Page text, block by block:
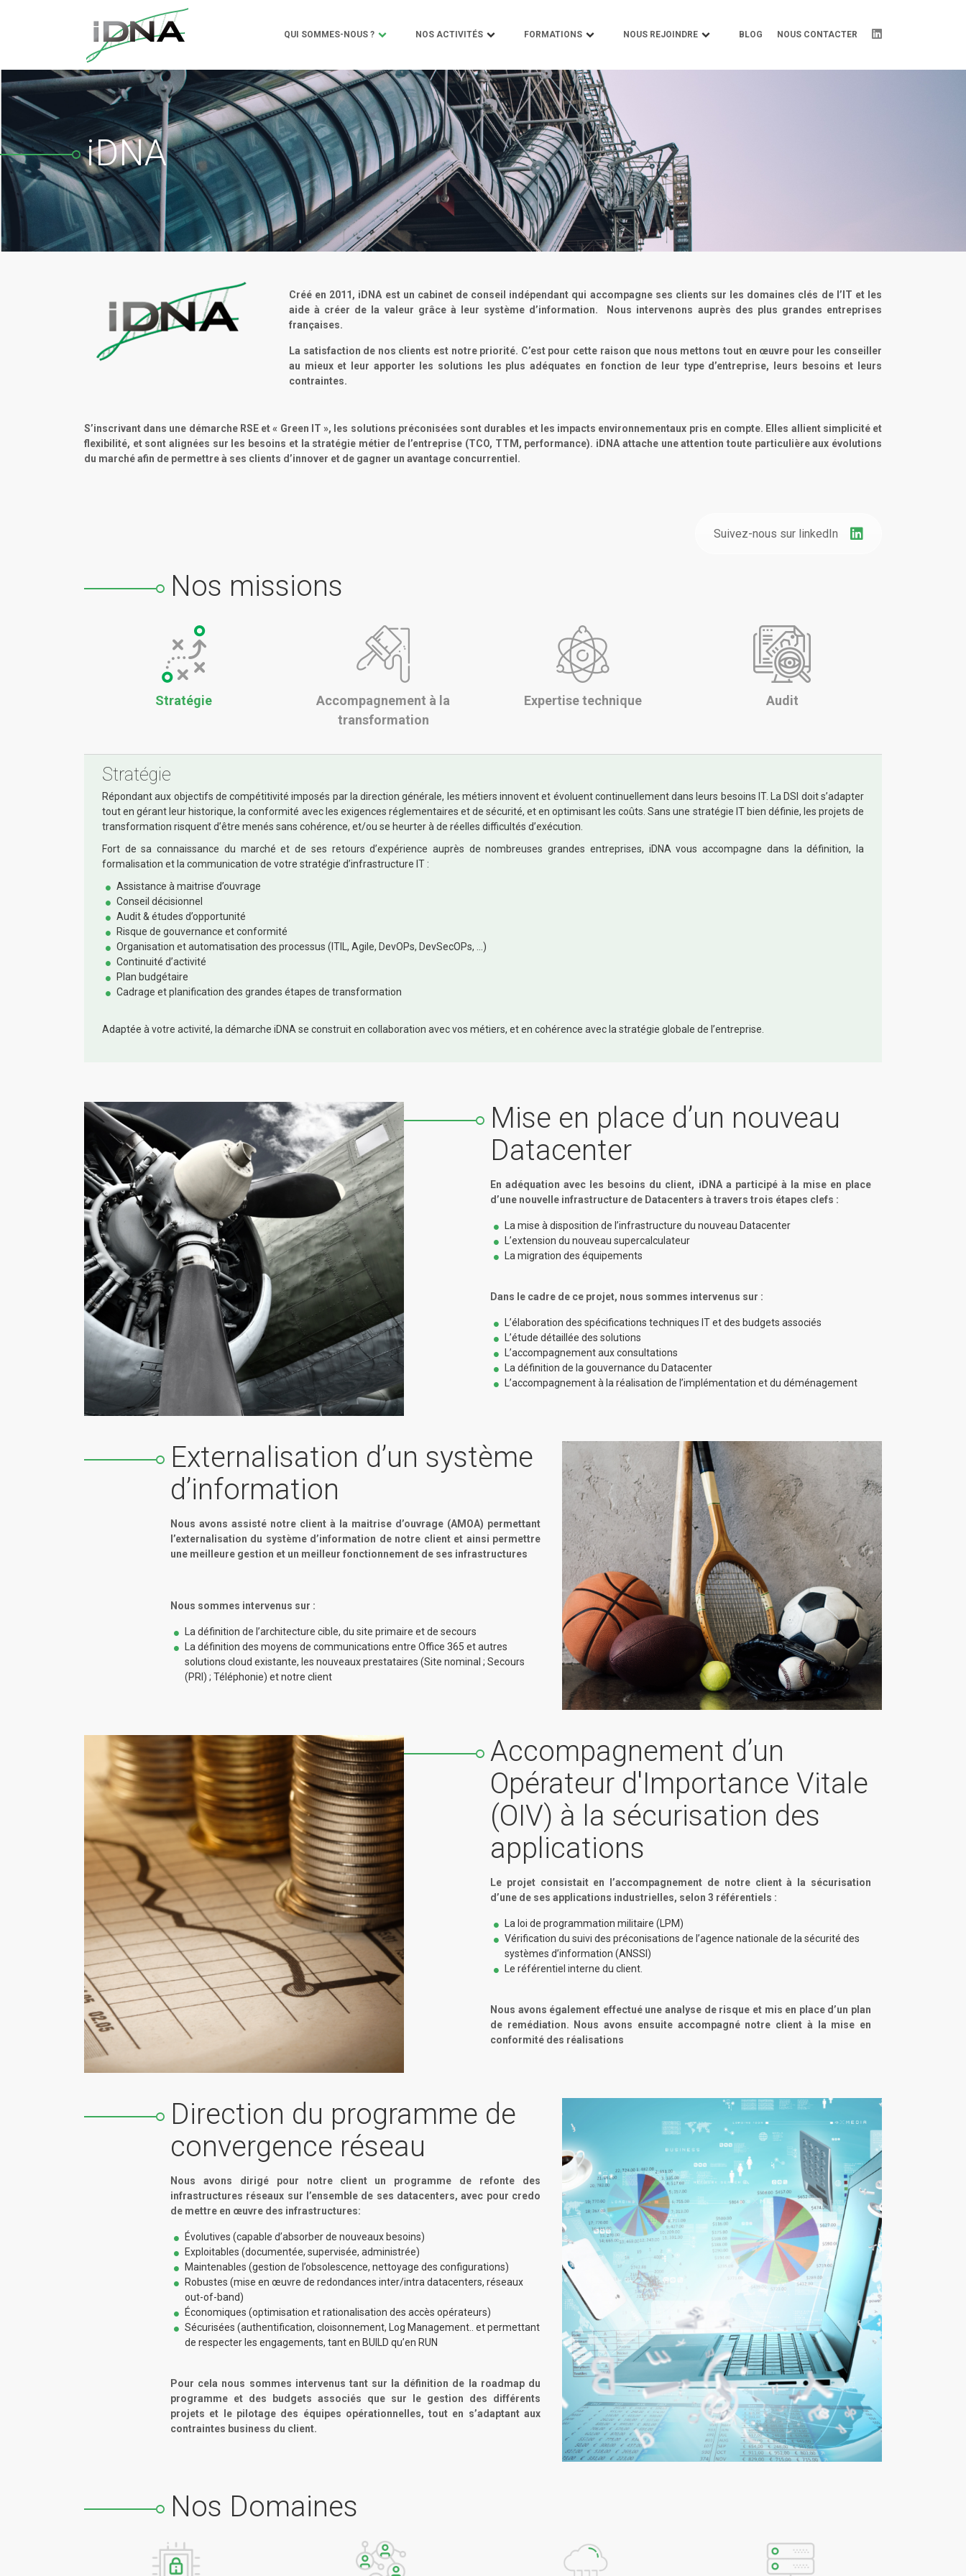
QUI SOMMES-NOUS ? NOS ACTIVITÉS FORMATIONS NOUS REJOINDRE BLOG NOUS CONTACTER
iDNA
Créé en 2011, iDNA est un cabinet de conseil indépendant qui accompagne ses clients sur les domaines clés de l’IT et les
aide à créer de la valeur grâce à leur système d’information. Nous intervenons auprès des plus grandes entreprises
françaises.
La satisfaction de nos clients est notre priorité. C’est pour cette raison que nous mettons tout en œuvre pour les conseiller
au mieux et leur apporter les solutions les plus adéquates en fonction de leur type d’entreprise, leurs besoins et leurs
contraintes.
S’inscrivant dans une démarche RSE et « Green IT », les solutions préconisées sont durables et les impacts environnementaux pris en compte. Elles allient simplicité et
flexibilité, et sont alignées sur les besoins et la stratégie métier de l’entreprise (TCO, TTM, performance). iDNA attache une attention toute particulière aux évolutions
du marché afin de permettre à ses clients d’innover et de gagner un avantage concurrentiel.
Suivez-nous sur linkedIn
Nos missions
Stratégie
Accompagnement à la
transformation
Expertise technique Audit
Stratégie
Répondant aux objectifs de compétitivité imposés par la direction générale, les métiers innovent et évoluent continuellement dans leurs besoins IT. La DSI doit s’adapter
tout en gérant leur historique, la conformité avec les exigences réglementaires et de sécurité, et en optimisant les coûts. Sans une stratégie IT bien définie, les projets de
transformation risquent d’être menés sans cohérence, et/ou se heurter à de réelles difficultés d’exécution.
Fort de sa connaissance du marché et de ses retours d’expérience auprès de nombreuses grandes entreprises, iDNA vous accompagne dans la définition, la
formalisation et la communication de votre stratégie d’infrastructure IT :
Assistance à maitrise d’ouvrage
Conseil décisionnel
Audit & études d’opportunité
Risque de gouvernance et conformité
Organisation et automatisation des processus (ITIL, Agile, DevOPs, DevSecOPs, …)
Continuité d’activité
Plan budgétaire
Cadrage et planification des grandes étapes de transformation
Adaptée à votre activité, la démarche iDNA se construit en collaboration avec vos métiers, et en cohérence avec la stratégie globale de l’entreprise.
Mise en place d’un nouveau
Datacenter
En adéquation avec les besoins du client, iDNA a participé à la mise en place
d’une nouvelle infrastructure de Datacenters à travers trois étapes clefs :
La mise à disposition de l’infrastructure du nouveau Datacenter
L’extension du nouveau supercalculateur
La migration des équipements
Dans le cadre de ce projet, nous sommes intervenus sur :
L’élaboration des spécifications techniques IT et des budgets associés
L’étude détaillée des solutions
L’accompagnement aux consultations
La définition de la gouvernance du Datacenter
L’accompagnement à la réalisation de l’implémentation et du déménagement
Externalisation d’un système
d’information
Nous avons assisté notre client à la maitrise d’ouvrage (AMOA) permettant
l’externalisation du système d’information de notre client et ainsi permettre
une meilleure gestion et un meilleur fonctionnement de ses infrastructures
Nous sommes intervenus sur :
La définition de l’architecture cible, du site primaire et de secours
La définition des moyens de communications entre Office 365 et autres
solutions cloud existante, les nouveaux prestataires (Site nominal ; Secours
(PRI) ; Téléphonie) et notre client
Accompagnement d’un
Opérateur d'Importance Vitale
(OIV) à la sécurisation des
applications
Le projet consistait en l’accompagnement de notre client à la sécurisation
d’une de ses applications industrielles, selon 3 référentiels :
La loi de programmation militaire (LPM)
Vérification du suivi des préconisations de l’agence nationale de la sécurité des
systèmes d’information (ANSSI)
Le référentiel interne du client.
Nous avons également effectué une analyse de risque et mis en place d’un plan
de remédiation. Nous avons ensuite accompagné notre client à la mise en
conformité des réalisations
Direction du programme de
convergence réseau
Nous avons dirigé pour notre client un programme de refonte des
infrastructures réseaux sur l’ensemble de ses datacenters, avec pour credo
de mettre en œuvre des infrastructures:
Évolutives (capable d’absorber de nouveaux besoins)
Exploitables (documentée, supervisée, administrée)
Maintenables (gestion de l’obsolescence, nettoyage des configurations)
Robustes (mise en œuvre de redondances inter/intra datacenters, réseaux
out-of-band)
Économiques (optimisation et rationalisation des accès opérateurs)
Sécurisées (authentification, cloisonnement, Log Management.. et permettant
de respecter les engagements, tant en BUILD qu’en RUN
Pour cela nous sommes intervenus tant sur la définition de la roadmap du
programme et des budgets associés que sur le gestion des différents
projets et le pilotage des équipes opérationnelles, tout en s’adaptant aux
contraintes business du client.
Nos Domaines